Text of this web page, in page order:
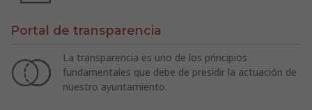
Portal de transparencia
La transparencia es uno de los principios
fundamentales que debe de presidir la actuación de
nuestro ayuntamiento.